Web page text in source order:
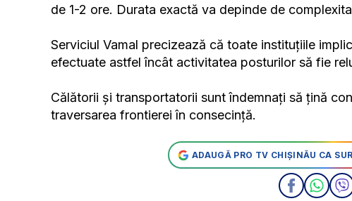
de 1-2 ore. Durata exactă va depinde de
Serviciul Vamal precizează că toate instituțiile
efectuate astfel încât activitatea posturilor să fie
Călătorii și transportatorii sunt îndemnați să țină
traversarea frontierei în consecință.
ADAUGĂ PRO TV CHIȘINĂU CA